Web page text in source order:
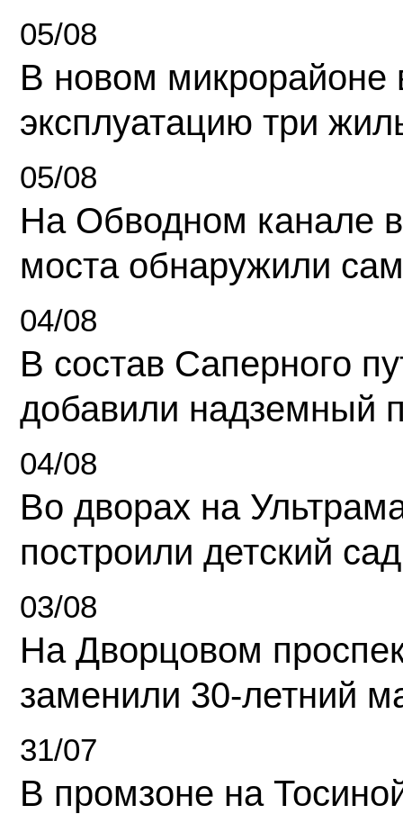
05/08
В новом микрорайоне
эксплуатацию три
05/08
На Обводном канале
моста обнаружили
04/08
В состав Саперного
добавили надземный
04/08
Во дворах на
построили детский сад
03/08
На Дворцовом
заменили 30-летний
31/07
В промзоне на